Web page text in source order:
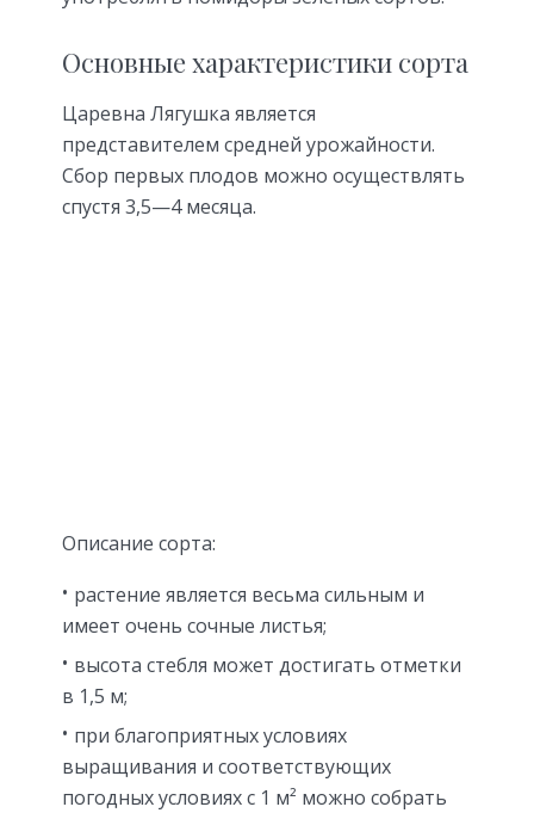
Основные характеристики сорта
Царевна Лягушка является
представителем средней урожайности.
Сбор первых плодов можно осуществлять
спустя 3,5—4 месяца.
Описание сорта:
растение является весьма сильным и
имеет очень сочные листья;
высота стебля может достигать отметки
в 1,5 м;
при благоприятных условиях
выращивания и соответствующих
погодных условиях с 1 м² можно собрать